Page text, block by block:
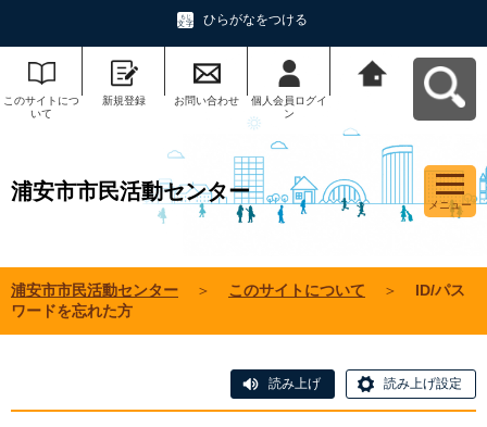
ひらがなをつける
このサイトにつ
いて
新規登録 お問い合わせ
個人会員ログイ
ン
浦安市市民活動センター
メニュー
浦安市市民活動センター ＞ このサイトについて ＞
ID/パス
ワードを忘れた方
読み上げ 読み上げ設定